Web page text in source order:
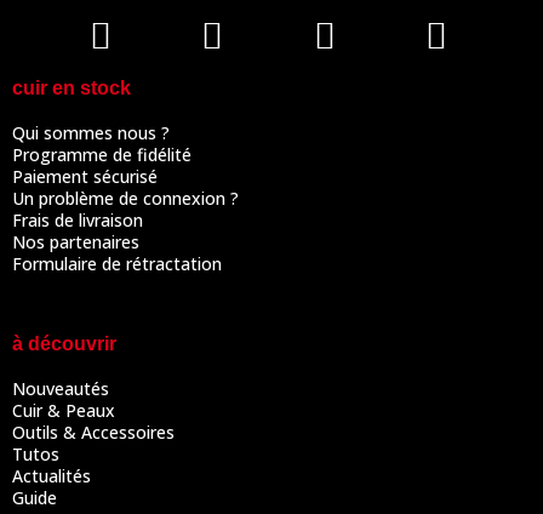
cuir en stock
Qui sommes nous ?
Programme de fidélité
Paiement sécurisé
Un problème de connexion ?
Frais de livraison
Nos partenaires
Formulaire de rétractation
à découvrir
Nouveautés
Cuir & Peaux
Outils & Accessoires
Tutos
Actualités
Guide